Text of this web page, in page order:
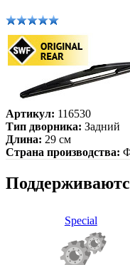
Артикул: 116530
Тип дворника: Задний
Длина: 29 см
Страна производства:
Special